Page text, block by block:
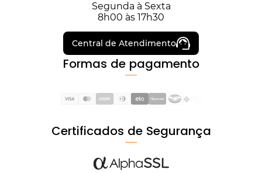
Segunda à Sexta
8h00 às 17h30
Central de Atendimento
Formas de pagamento
Certificados de Segurança